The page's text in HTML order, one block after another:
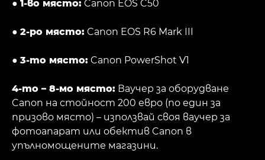
● 1-во място: Canon EOS C50
● 2-ро място: Canon EOS R6 Mark III
● 3-то място: Canon PowerShot V1
4-то – 8-мо място: Ваучер за оборудване
Canon на стойност 200 евро (по един за
призово място) – използвай своя ваучер за
фотоапарат или обектив Canon в
упълномощените магазини.